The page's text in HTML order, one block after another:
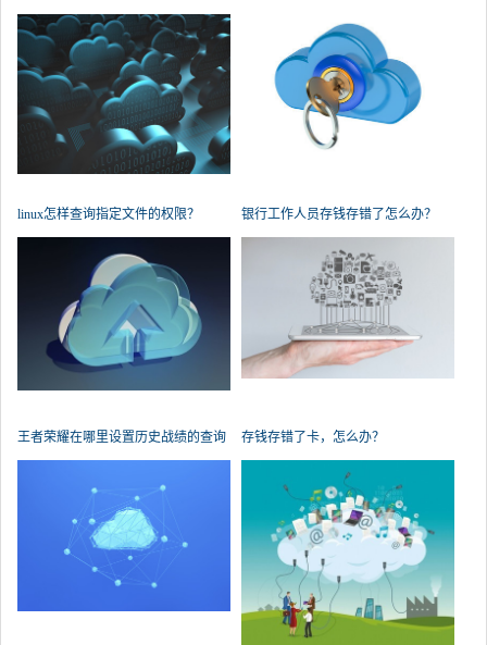
linux怎样查询指定文件的权限？ 银行工作人员存钱存错了怎么办？
王者荣耀在哪里设置历史战绩的查询
存钱存错了卡，怎么办？